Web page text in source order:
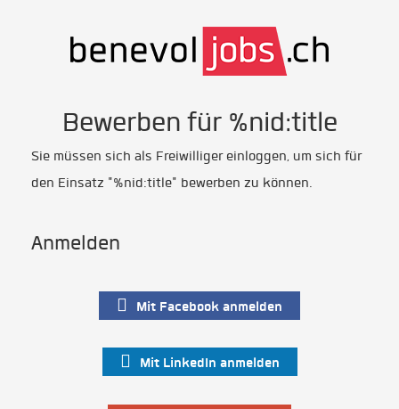
Bewerben für %nid:title
Sie müssen sich als Freiwilliger einloggen, um sich für
den Einsatz "%nid:title" bewerben zu können.
Anmelden
Mit Facebook anmelden
Mit LinkedIn anmelden